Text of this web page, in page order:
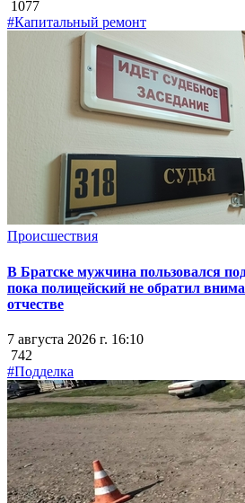
1077
#Капитальный ремонт
Происшествия
В Братске мужчина пользовался
пока полицейский не обратил
отчестве
7 августа 2026 г. 16:10
742
#Подделка